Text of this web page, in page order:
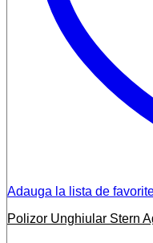
Adauga la lista de
Polizor Unghiular Stern